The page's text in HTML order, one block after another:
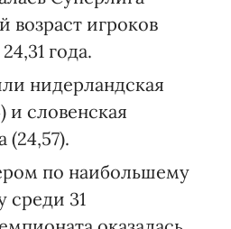
возраст игроков
года.
нидерландская
и словенская
(24,57).
по наибольшему
среди 31